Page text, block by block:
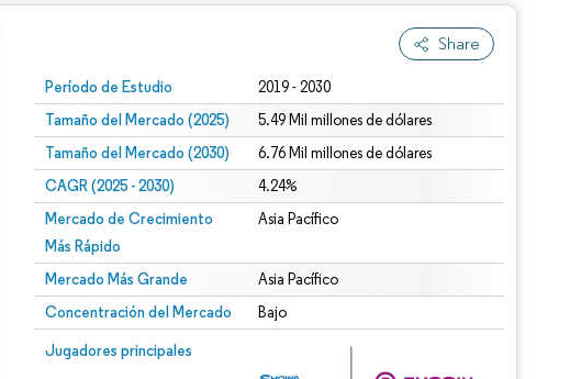
Share
Período de Estudio 2019 - 2030
Tamaño del Mercado (2025) 5.49 Mil millones de dólares
Tamaño del Mercado (2030) 6.76 Mil millones de dólares
CAGR (2025 - 2030) 4.24%
Mercado de Crecimiento
Más Rápido
Asia Pacífico
Mercado Más Grande Asia Pacífico
Concentración del Mercado Bajo
Jugadores principales